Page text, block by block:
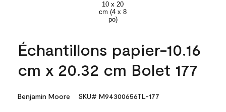
Échantillons papier-10.16
cm x 20.32 cm Bolet 177
Benjamin Moore SKU# M94300656TL-177